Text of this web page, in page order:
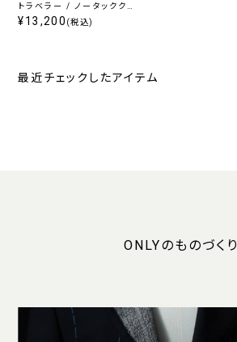
トラベラー / ノータックク
ロップドパンツ ネイビー無
¥13,200 (税込)
最近チェックしたアイテム
ONLYのものづくり